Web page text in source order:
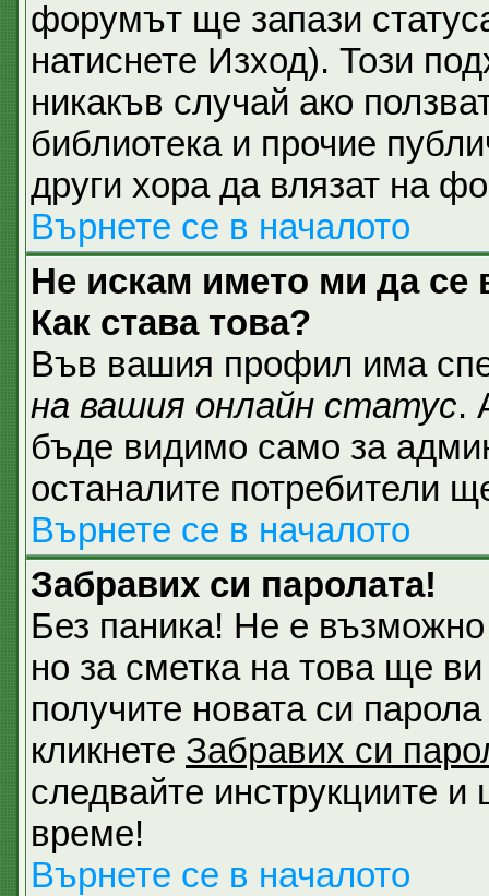
форумът ще запази
натиснете Изход). Този
никакъв случай ако
библиотека и прочие
други хора да влязат на
Върнете се в началото
Не искам името ми да се
Как става това?
Във вашия профил има
на вашия онлайн статус.
бъде видимо само за
останалите потребители
Върнете се в началото
Забравих си паролата!
Без паника! Не е
но за сметка на това ще
получите новата си
кликнете Забравих си
следвайте инструкциите
време!
Върнете се в началото